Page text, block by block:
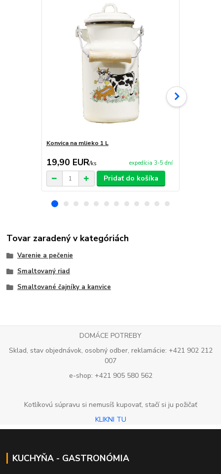
Konvica na mlieko 1 L
19,90 EUR/ks expedícia 3-5 dní
Pridať do košíka
Tovar zaradený v kategóriách
Varenie a pečenie
Smaltovaný riad
Smaltované čajníky a kanvice
DOMÁCE POTREBY
Sklad, stav objednávok, osobný odber, reklamácie: +421 902 212
007
e-shop: +421 905 580 562
Kotlíkovú súpravu si nemusíš kupovať, stačí si ju požičať
KLIKNI TU
KUCHYŇA - GASTRONÓMIA